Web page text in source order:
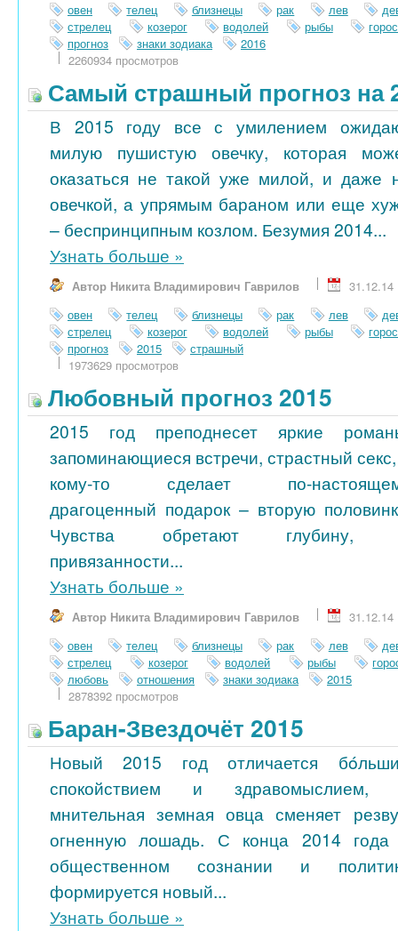
овен
телец близнецы рак лев
стрелец
козерог водолей рыбы
прогноз
знаки зодиака
2016
2260934 просмотров
Самый страшный прогноз на
В 2015 году все с умилением
милую пушистую овечку, которая
оказаться не такой уже милой, и даже
овечкой, а упрямым бараном или еще
– беспринципным козлом. Безумия 2014...
Узнать больше »
Автор Никита Владимирович Гаврилов
31.12.14
овен
телец близнецы рак лев
стрелец
козерог водолей рыбы
прогноз
2015
страшный
1973629 просмотров
Любовный прогноз 2015
2015 год преподнесет яркие
запоминающиеся встречи, страстный
кому-то сделает по-
драгоценный подарок – вторую
Чувства обретают глубину,
привязанности...
Узнать больше »
Автор Никита Владимирович Гаврилов
31.12.14
овен
телец близнецы рак лев
стрелец
козерог водолей рыбы
любовь
отношения знаки зодиака
2015
2878392 просмотров
Баран-Звездочёт 2015
Новый 2015 год отличается
спокойствием и здравомыслием,
мнительная земная овца сменяет
огненную лошадь. С конца 2014
общественном сознании и
формируется новый...
Узнать больше »